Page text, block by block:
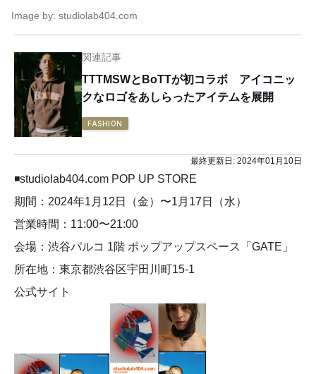
Image by: studiolab404.com
関連記事
TTTMSWとBoTTが初コラボ アイコニッ
クなロゴをあしらったアイテムを展開
FASHION
最終更新日: 2024年01月10日
◾️studiolab404.com POP UP STORE
期間：2024年1月12日（金）〜1月17日（水）
営業時間：11:00〜21:00
会場：渋谷パルコ 1階 ポップアップスペース「GATE」
所在地：東京都渋谷区宇田川町15-1
公式サイト